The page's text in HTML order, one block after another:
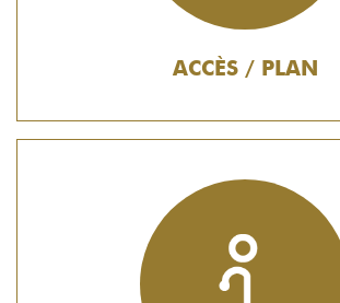
ACCÈS / PLAN